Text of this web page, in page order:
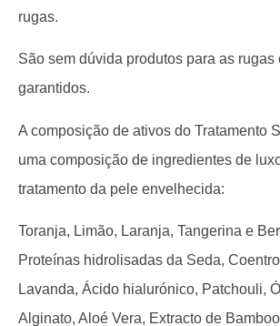
rugas.
São sem dúvida produtos para as rugas
garantidos.
A composição de ativos do Tratamento
uma composição de ingredientes de
tratamento da pele envelhecida:
Toranja, Limão, Laranja, Tangerina e
Proteínas hidrolisadas da Seda,
Lavanda, Ácido hialurónico, Patchouli,
Alginato, Aloé Vera, Extracto de